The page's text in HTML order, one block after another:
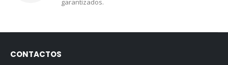
CONTACTOS